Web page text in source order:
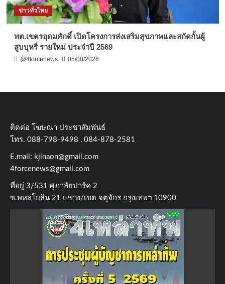
ข่าวทั่วไทย
ทต.เขตรอุดมศักดิ์ เปิดโครงการส่งเสริมสุขภาพและสกัดกั้นผู้
สูบบุหรี่ รายใหม่ ประจำปี 2569
@4forcenews 05/08/2026
ติดต่อ​ โฆษณา​ ประชาสัมพันธ์
โทร​. 088-798-9498 , 084-878-2581
E.mail: kjinaon@gmail.com
4forcenews@gmail.com
ที่อยู่​ 3/531​ ศุภาลัยปาร์ค​ 2
ซ.พหลโยธิน​ 21​ แขวง/เขต​ จตุจักร​ กรุงเทพฯ 10900